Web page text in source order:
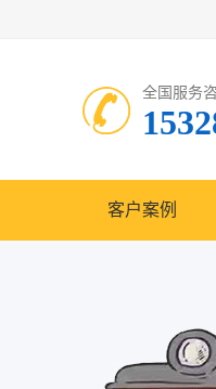
全国服务
客户案例